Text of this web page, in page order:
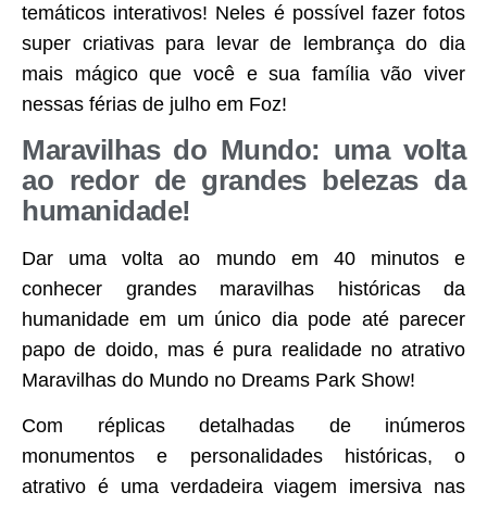
temáticos interativos! Neles é possível fazer fotos
super criativas para levar de lembrança do dia
mais mágico que você e sua família vão viver
nessas férias de julho em Foz!
Maravilhas do Mundo: uma volta
ao redor de grandes belezas da
humanidade!
Dar uma volta ao mundo em 40 minutos e
conhecer grandes maravilhas históricas da
humanidade em um único dia pode até parecer
papo de doido, mas é pura realidade no atrativo
Maravilhas do Mundo no Dreams Park Show!
Com réplicas detalhadas de inúmeros
monumentos e personalidades históricas, o
atrativo é uma verdadeira viagem imersiva nas